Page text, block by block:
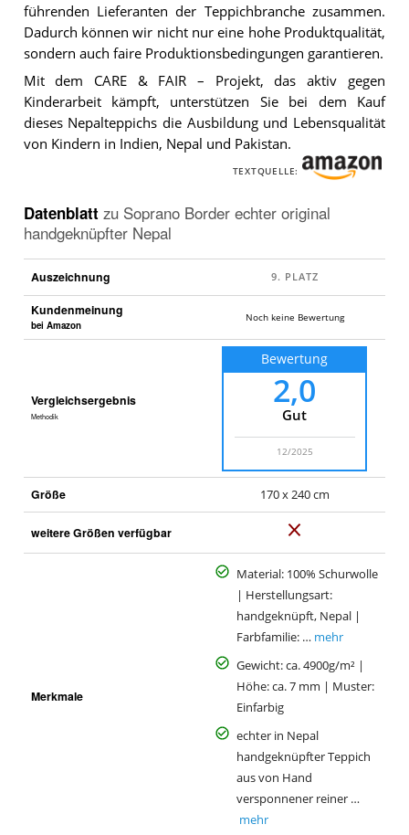
führenden Lieferanten der Teppichbranche zusammen.
Dadurch können wir nicht nur eine hohe Produktqualität,
sondern auch faire Produktionsbedingungen garantieren.
Mit dem CARE & FAIR – Projekt, das aktiv gegen
Kinderarbeit kämpft, unterstützen Sie bei dem Kauf
dieses Nepalteppichs die Ausbildung und Lebensqualität
von Kindern in Indien, Nepal und Pakistan.
TEXTQUELLE:
Datenblatt zu Soprano Border echter original
handgeknüpfter Nepal
Auszeichnung
Kundenmeinung
bei Amazon
Noch keine Bewertung
Vergleichsergebnis
Methodik
Bewertung
2,0
Gut
12/2025
Größe 170 x 240 cm
weitere Größen verfügbar
e
i
n
Merkmale
Material: 100% Schurwolle
| Herstellungsart:
handgeknüpft, Nepal |
Farbfamilie: … mehr
Gewicht: ca. 4900g/m² |
Höhe: ca. 7 mm | Muster:
Einfarbig
echter in Nepal
handgeknüpfter Teppich
aus von Hand
versponnener reiner …
mehr